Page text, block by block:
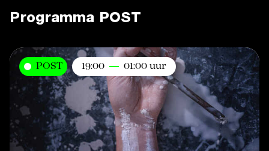
Programma POST
POST 19:00 01:00 uur